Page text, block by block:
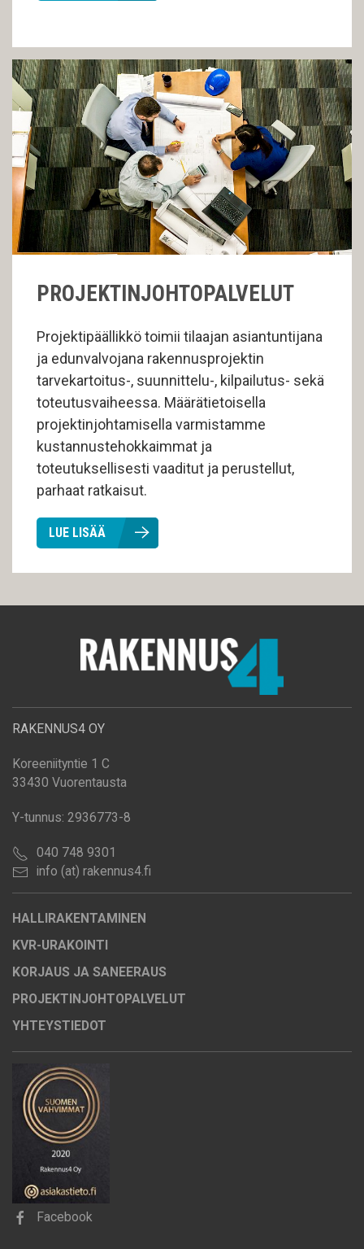
PROJEKTINJOHTOPALVELUT
Projektipäällikkö toimii tilaajan asiantuntijana
ja edunvalvojana rakennusprojektin
tarvekartoitus-, suunnittelu-, kilpailutus- sekä
toteutusvaiheessa. Määrätietoisella
projektinjohtamisella varmistamme
kustannustehokkaimmat ja
toteutuksellisesti vaaditut ja perustellut,
parhaat ratkaisut.
LUE LISÄÄ
RAKENNUS4 OY
Koreeniityntie 1 C
33430 Vuorentausta
Y-tunnus: 2936773-8
040 748 9301
info (at) rakennus4.fi
HALLIRAKENTAMINEN
KVR-URAKOINTI
KORJAUS JA SANEERAUS
PROJEKTINJOHTOPALVELUT
YHTEYSTIEDOT
Facebook